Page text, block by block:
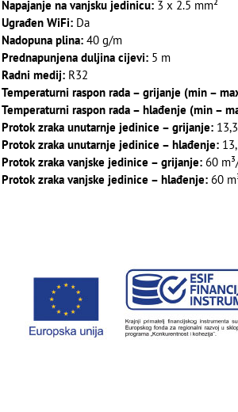
Napajanje na vanjsku jedinicu:3 x 2.5 mm²
Ugrađen WiFi:Da
Nadopuna plina:40 g/m
Prednapunjena duljina cijevi:5 m
Radni medij:R32
Temperaturni raspon rada – grijanje (min –
Temperaturni raspon rada – hlađenje (min –
Protok zraka unutarnje jedinice – grijanje:
Protok zraka unutarnje jedinice – hlađenje:
Protok zraka vanjske jedinice – grijanje:60
Protok zraka vanjske jedinice – hlađenje:60